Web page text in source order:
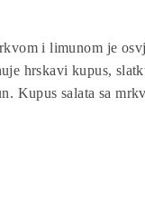
i limunom je
hrskavi kupus,
Kupus salata sa